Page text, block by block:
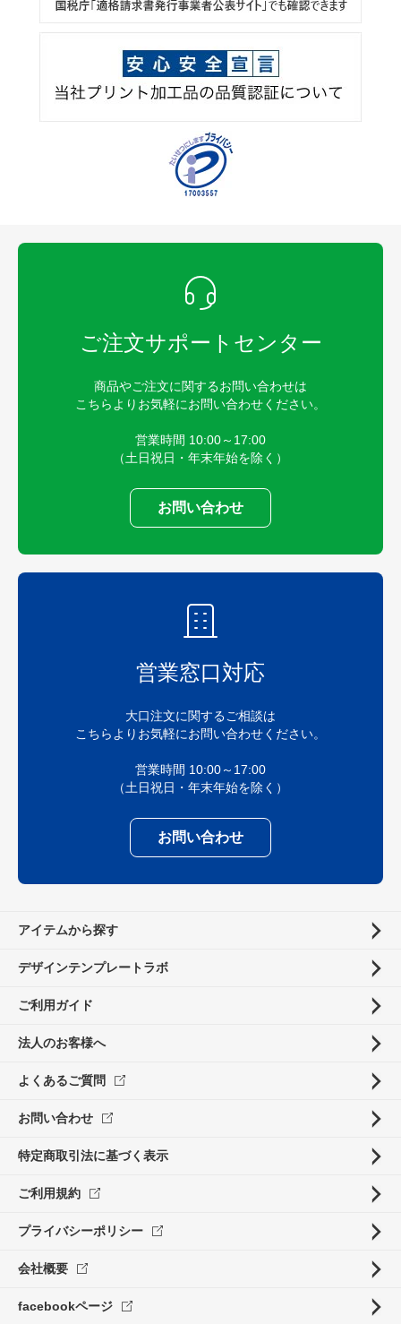
ご注文サポートセンター
商品やご注文に関するお問い合わせは
こちらよりお気軽にお問い合わせください。
営業時間 10:00～17:00
（土日祝日・年末年始を除く）
お問い合わせ
営業窓口対応
大口注文に関するご相談は
こちらよりお気軽にお問い合わせください。
営業時間 10:00～17:00
（土日祝日・年末年始を除く）
お問い合わせ
アイテムから探す
デザインテンプレートラボ
ご利用ガイド
法人のお客様へ
よくあるご質問
お問い合わせ
特定商取引法に基づく表示
ご利用規約
プライバシーポリシー
会社概要
facebookページ